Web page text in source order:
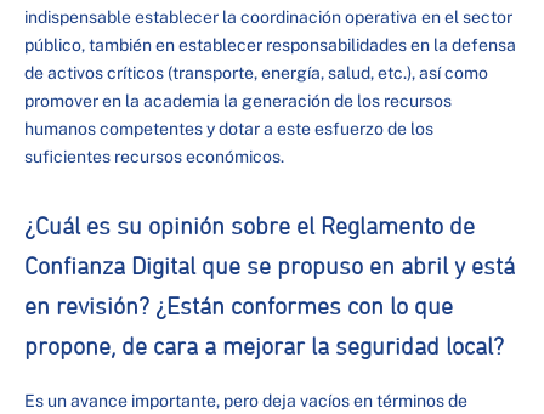
indispensable establecer la coordinación operativa en el sector
público, también en establecer responsabilidades en la defensa
de activos críticos (transporte, energía, salud, etc.), así como
promover en la academia la generación de los recursos
humanos competentes y dotar a este esfuerzo de los
suficientes recursos económicos.
¿Cuál es su opinión sobre el Reglamento de
Confianza Digital que se propuso en abril y está
en revisión? ¿Están conformes con lo que
propone, de cara a mejorar la seguridad local?
Es un avance importante, pero deja vacíos en términos de